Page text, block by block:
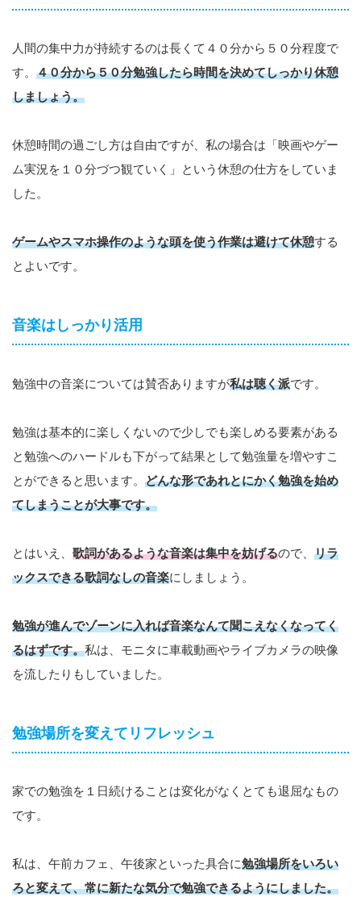
人間の集中力が持続するのは長くて４０分から５０分程度で
す。 ４０分から５０分勉強したら時間を決めてしっかり休憩
しましょう。
休憩時間の過ごし方は自由ですが、私の場合は「映画やゲー
ム実況を１０分づつ観ていく」という休憩の仕方をしていま
した。
ゲームやスマホ操作のような頭を使う作業は避けて休憩する
とよいです。
音楽はしっかり活用
勉強中の音楽については賛否ありますが私は聴く派です。
勉強は基本的に楽しくないので少しでも楽しめる要素がある
と勉強へのハードルも下がって結果として勉強量を増やすこ
とができると思います。 どんな形であれとにかく勉強を始め
てしまうことが大事です。
とはいえ、 歌詞があるような音楽は集中を妨げるので、 リラ
ックスできる歌詞なしの音楽にしましょう。
勉強が進んでゾーンに入れば音楽なんて聞こえなくなってく
るはずです。私は、モニタに車載動画やライブカメラの映像
を流したりもしていました。
勉強場所を変えてリフレッシュ
家での勉強を１日続けることは変化がなくとても退屈なもの
です。
私は、午前カフェ、午後家といった具合に勉強場所をいろい
ろと変えて、常に新たな気分で勉強できるようにしました。